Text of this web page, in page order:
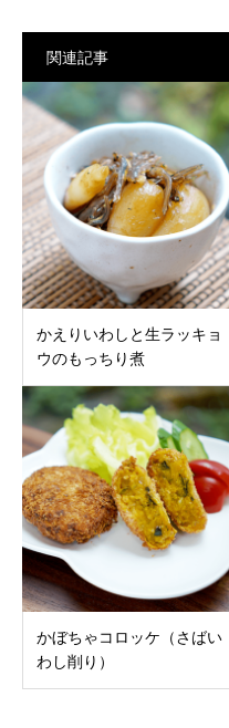
関連記事
かえりいわしと生ラッキョ
ウのもっちり煮
かぼちゃコロッケ（さばい
わし削り）